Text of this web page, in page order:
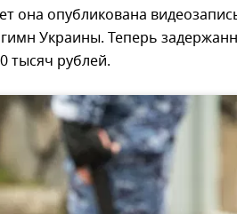
она опубликована
Украины. Теперь
тысяч рублей.